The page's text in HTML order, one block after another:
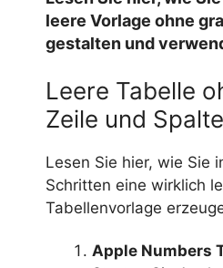
leere Vorlage ohne
gestalten und
Leere Tabelle
Zeile und Spalte
Lesen Sie hier, wie Sie
Schritten eine wirklich
Tabellenvorlage
Apple Numbers